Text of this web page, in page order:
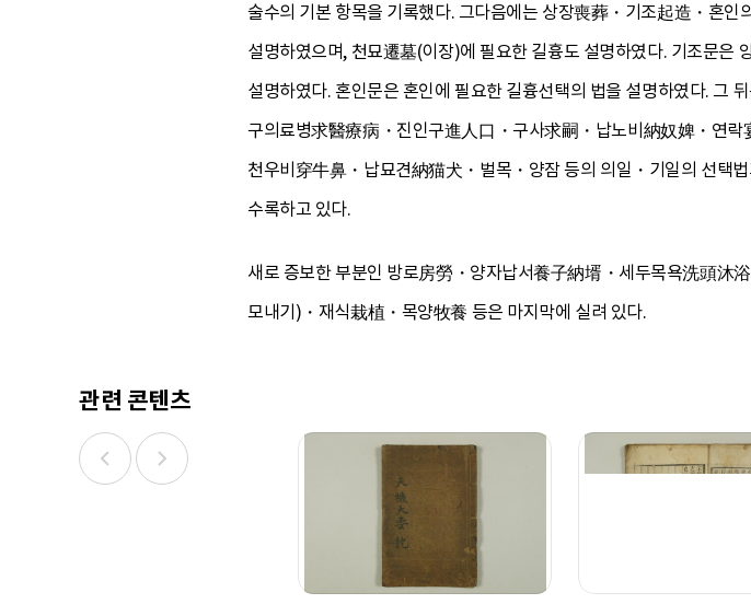
술수의 기본 항목을 기록했다. 그다음에는 상장喪葬・기조起造・혼
설명하였으며, 천묘遷墓(이장)에 필요한 길흉도 설명하였다. 기조문은
설명하였다. 혼인문은 혼인에 필요한 길흉선택의 법을 설명하였다. 그
구의료병求醫療病・진인구進人口・구사求嗣・납노비納奴婢・연
천우비穿牛鼻・납묘견納猫犬・벌목・양잠 등의 의일・기일의 선택
수록하고 있다.
새로 증보한 부분인 방로房勞・양자납서養子納壻・세두목욕洗頭
모내기)・재식栽植・목양牧養 등은 마지막에 실려 있다.
관련 콘텐츠